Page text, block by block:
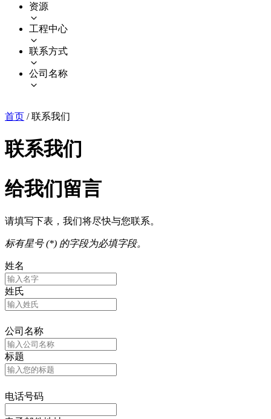
资源
工程中心
联系方式
公司名称
首页 / 联系我们
联系我们
给我们留言
请填写下表，我们将尽快与您联系。
标有星号 (*) 的字段为必填字段。
姓名
姓氏
公司名称
标题
电话号码